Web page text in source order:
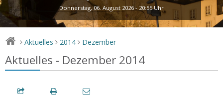
Donnerstag, 06. August 2026 - 20:55 Uhr
> Aktuelles > 2014 > Dezember
Aktuelles - Dezember 2014